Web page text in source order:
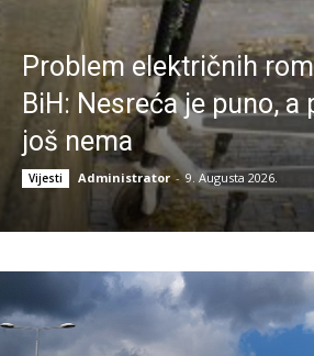
Problem električnih
BiH: Nesreća je puno, a
još nema
Vijesti Administrator - 9. Augusta 2026.